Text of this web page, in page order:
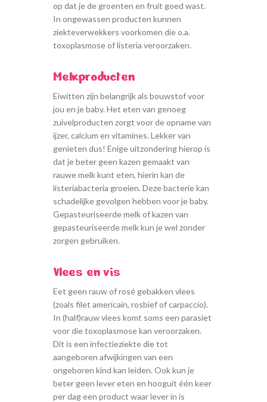
op dat je de groenten en fruit goed wast.
In ongewassen producten kunnen
ziekteverwekkers voorkomen die o.a.
toxoplasmose of listeria veroorzaken.
Melkproducten
Eiwitten zijn belangrijk als bouwstof voor
jou en je baby. Het eten van genoeg
zuivelproducten zorgt voor de opname van
ijzer, calcium en vitamines. Lekker van
genieten dus! Enige uitzondering hierop is
dat je beter geen kazen gemaakt van
rauwe melk kunt eten, hierin kan de
listeriabacteria groeien. Deze bacterie kan
schadelijke gevolgen hebben voor je baby.
Gepasteuriseerde melk of kazen van
gepasteuriseerde melk kun je wel zonder
zorgen gebruiken.
Vlees en vis
Eet geen rauw of rosé gebakken vlees
(zoals filet americain, rosbief of carpaccio).
In (half)rauw vlees komt soms een parasiet
voor die toxoplasmose kan veroorzaken.
Dit is een infectieziekte die tot
aangeboren afwijkingen van een
ongeboren kind kan leiden. Ook kun je
beter geen lever eten en hooguit één keer
per dag een product waar lever in is